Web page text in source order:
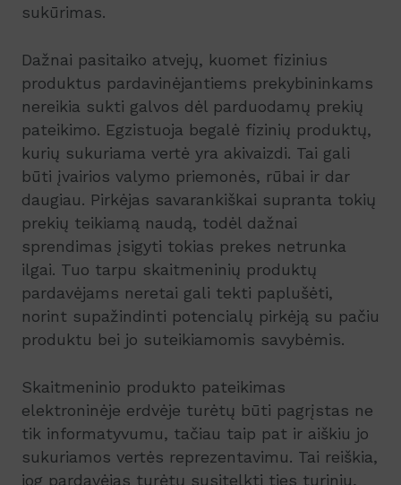
sukūrimas.
Dažnai pasitaiko atvejų, kuomet fizinius
produktus pardavinėjantiems prekybininkams
nereikia sukti galvos dėl parduodamų prekių
pateikimo. Egzistuoja begalė fizinių produktų,
kurių sukuriama vertė yra akivaizdi. Tai gali
būti įvairios valymo priemonės, rūbai ir dar
daugiau. Pirkėjas savarankiškai supranta tokių
prekių teikiamą naudą, todėl dažnai
sprendimas įsigyti tokias prekes netrunka
ilgai. Tuo tarpu skaitmeninių produktų
pardavėjams neretai gali tekti paplušėti,
norint supažindinti potencialų pirkėją su pačiu
produktu bei jo suteikiamomis savybėmis.
Skaitmeninio produkto pateikimas
elektroninėje erdvėje turėtų būti pagrįstas ne
tik informatyvumu, tačiau taip pat ir aiškiu jo
sukuriamos vertės reprezentavimu. Tai reiškia,
jog pardavėjas turėtų susitelkti ties turiniu,